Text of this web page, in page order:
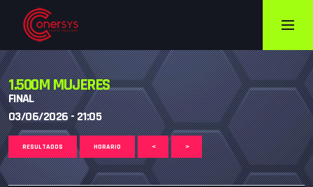
1.500M MUJERES
FINAL
03/06/2026 - 21:05
RESULTADOS HORARIO < >